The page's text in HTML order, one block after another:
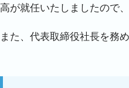
高が就任いたしましたので
また、代表取締役社長を務